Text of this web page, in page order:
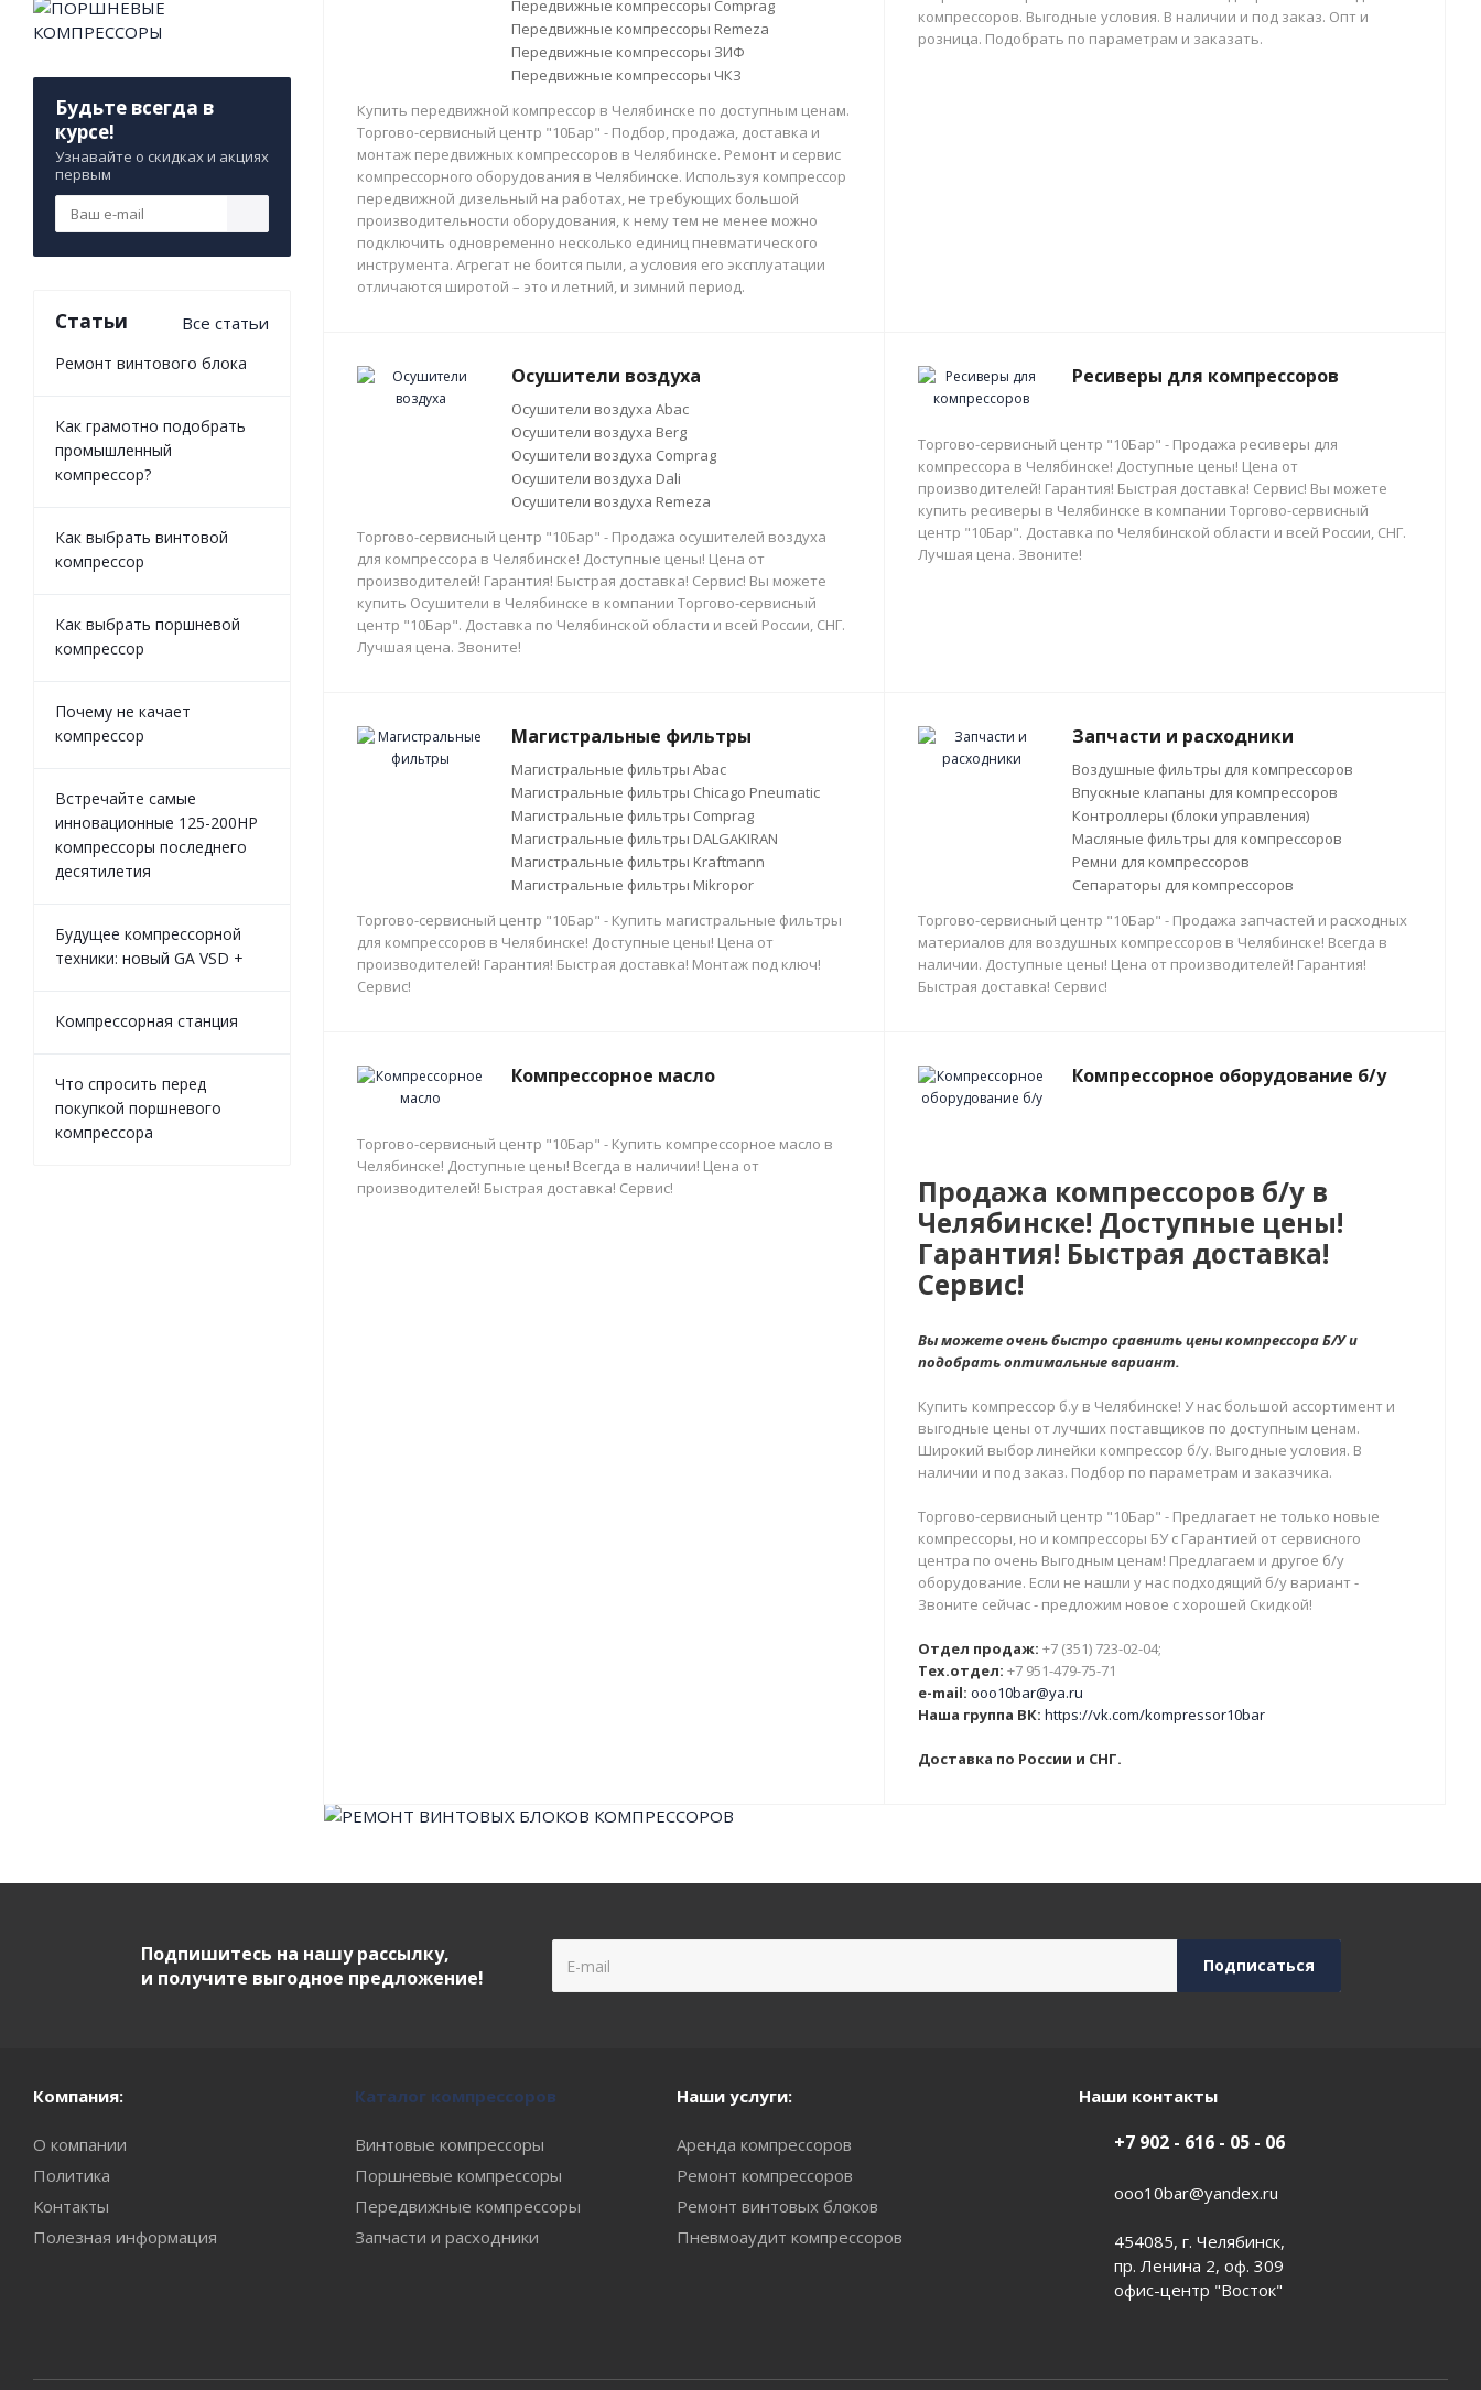
Передвижные компрессоры Comprag
Передвижные компрессоры Remeza
Передвижные компрессоры ЗИФ
Передвижные компрессоры ЧКЗ
Купить передвижной компрессор в Челябинске по доступным ценам.
Торгово-сервисный центр "10Бар" - Подбор, продажа, доставка и
монтаж передвижных компрессоров в Челябинске. Ремонт и сервис
компрессорного оборудования в Челябинске. Используя компрессор
передвижной дизельный на работах, не требующих большой
производительности оборудования, к нему тем не менее можно
подключить одновременно несколько единиц пневматического
инструмента. Агрегат не боится пыли, а условия его эксплуатации
отличаются широтой – это и летний, и зимний период.
компрессоров. Выгодные условия. В наличии и под заказ. Опт и
розница. Подобрать по параметрам и заказать.
Осушители воздуха
Осушители воздуха Abac
Осушители воздуха Berg
Осушители воздуха Comprag
Осушители воздуха Dali
Осушители воздуха Remeza
Торгово-сервисный центр "10Бар" - Продажа осушителей воздуха
для компрессора в Челябинске! Доступные цены! Цена от
производителей! Гарантия! Быстрая доставка! Сервис! Вы можете
купить Осушители в Челябинске в компании Торгово-сервисный
центр "10Бар". Доставка по Челябинской области и всей России, СНГ.
Лучшая цена. Звоните!
Ресиверы для компрессоров
Торгово-сервисный центр "10Бар" - Продажа ресиверы для
компрессора в Челябинске! Доступные цены! Цена от
производителей! Гарантия! Быстрая доставка! Сервис! Вы можете
купить ресиверы в Челябинске в компании Торгово-сервисный
центр "10Бар". Доставка по Челябинской области и всей России, СНГ.
Лучшая цена. Звоните!
Магистральные фильтры
Магистральные фильтры Abac
Магистральные фильтры Chicago Pneumatic
Магистральные фильтры Comprag
Магистральные фильтры DALGAKIRAN
Магистральные фильтры Kraftmann
Магистральные фильтры Mikropor
Торгово-сервисный центр "10Бар" - Купить магистральные фильтры
для компрессоров в Челябинске! Доступные цены! Цена от
производителей! Гарантия! Быстрая доставка! Монтаж под ключ!
Сервис!
Запчасти и расходники
Воздушные фильтры для компрессоров
Впускные клапаны для компрессоров
Контроллеры (блоки управления)
Масляные фильтры для компрессоров
Ремни для компрессоров
Сепараторы для компрессоров
Торгово-сервисный центр "10Бар" - Продажа запчастей и расходных
материалов для воздушных компрессоров в Челябинске! Всегда в
наличии. Доступные цены! Цена от производителей! Гарантия!
Быстрая доставка! Сервис!
Компрессорное масло
Торгово-сервисный центр "10Бар" - Купить компрессорное масло в
Челябинске! Доступные цены! Всегда в наличии! Цена от
производителей! Быстрая доставка! Сервис!
Компрессорное оборудование б/у
Продажа компрессоров б/у в
Челябинске! Доступные цены!
Гарантия! Быстрая доставка!
Сервис!
Вы можете очень быстро сравнить цены компрессора Б/У и
подобрать оптимальные вариант.
Купить компрессор б.у в Челябинске! У нас большой ассортимент и
выгодные цены от лучших поставщиков по доступным ценам.
Широкий выбор линейки компрессор б/у. Выгодные условия. В
наличии и под заказ. Подбор по параметрам и заказчика.
Торгово-сервисный центр "10Бар" - Предлагает не только новые
компрессоры, но и компрессоры БУ с Гарантией от сервисного
центра по очень Выгодным ценам! Предлагаем и другое б/у
оборудование. Если не нашли у нас подходящий б/у вариант -
Звоните сейчас - предложим новое с хорошей Скидкой!
Отдел продаж: +7 (351) 723-02-04;
Тех.отдел: +7 951-479-75-71
e-mail: ooo10bar@ya.ru
Наша группа ВК: https://vk.com/kompressor10bar
Доставка по России и СНГ.
Будьте всегда в
курсе!
Узнавайте о скидках и акциях
первым
Статьи Все статьи
Ремонт винтового блока
Как грамотно подобрать
промышленный
компрессор?
Как выбрать винтовой
компрессор
Как выбрать поршневой
компрессор
Почему не качает
компрессор
Встречайте самые
инновационные 125-200HP
компрессоры последнего
десятилетия
Будущее компрессорной
техники: новый GA VSD +
Компрессорная станция
Что спросить перед
покупкой поршневого
компрессора
Подпишитесь на нашу рассылку,
и получите выгодное предложение!
Компания:
О компании
Политика
Контакты
Полезная информация
Каталог компрессоров
Винтовые компрессоры
Поршневые компрессоры
Передвижные компрессоры
Запчасти и расходники
Наши услуги:
Аренда компрессоров
Ремонт компрессоров
Ремонт винтовых блоков
Пневмоаудит компрессоров
Наши контакты
+7 902 - 616 - 05 - 06
ooo10bar@yandex.ru
454085, г. Челябинск,
пр. Ленина 2, оф. 309
офис-центр "Восток"